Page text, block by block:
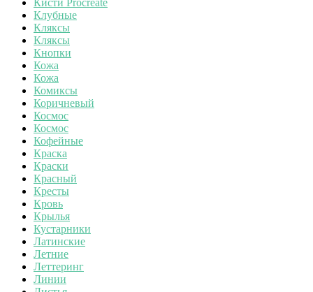
Клубные
Кляксы
Кляксы
Кнопки
Кожа
Кожа
Комиксы
Коричневый
Космос
Космос
Кофейные
Краска
Краски
Красный
Кресты
Кровь
Крылья
Кустарники
Латинские
Летние
Леттеринг
Линии